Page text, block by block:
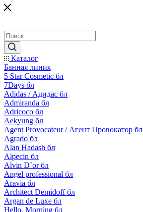
Каталог
Банная линия
5 Star Cosmetic бл
7Days бл
Adidas / Адидас бл
Admiranda бл
Adricoco бл
Aekyung бл
Agent Provocateur / Агент Провокатор бл
Agrado бл
Alan Hadash бл
Alpecin бл
Alvin D`or бл
Angel professional бл
Aravia бл
Architect Demidoff бл
Argan de Luxe бл
Hello, Morning бл